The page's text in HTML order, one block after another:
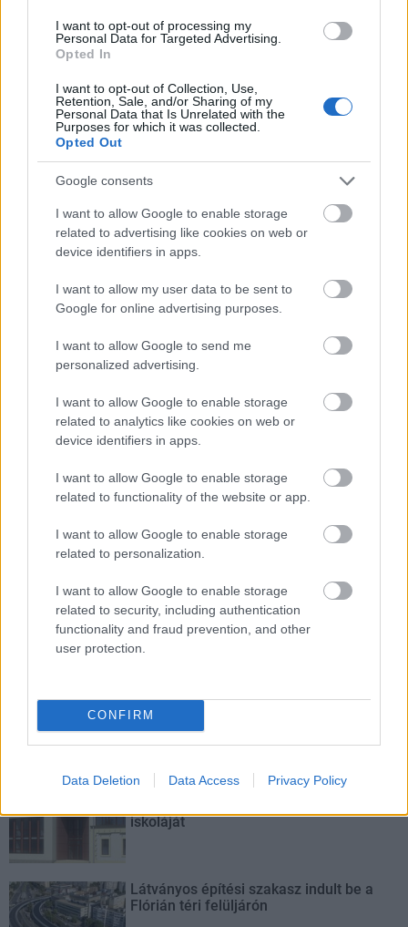
I want to opt-out of processing my
Personal Data for Targeted Advertising.
Opted In
I want to opt-out of Collection, Use,
Retention, Sale, and/or Sharing of my
Personal Data that Is Unrelated with the
Purposes for which it was collected.
Opted Out
Google consents
I want to allow Google to enable storage
related to advertising like cookies on web or
device identifiers in apps.
I want to allow my user data to be sent to
Google for online advertising purposes.
I want to allow Google to send me
personalized advertising.
I want to allow Google to enable storage
related to analytics like cookies on web or
device identifiers in apps.
I want to allow Google to enable storage
related to functionality of the website or app.
I want to allow Google to enable storage
related to personalization.
I want to allow Google to enable storage
related to security, including authentication
functionality and fraud prevention, and other
user protection.
CONFIRM
Data Deletion Data Access Privacy Policy
igazíthassunk a világon.
MAGYAR ÉPÍTŐK
autópálya útépítés M1-es autópálya Bicske
M1 bővítés: már zajlik a teljesen új Bicske Kelet
Tizenegy meglévő csomópontot korszerűsít és négy új,
különszintű csomópontot hoz létre az MKIF az M1-es
bővítésénél.
csomópont épül Angyalföldön
Másfélszeresére bővítik
iskoláját
Látványos építési szakasz indult be a
Flórián téri felüljárón